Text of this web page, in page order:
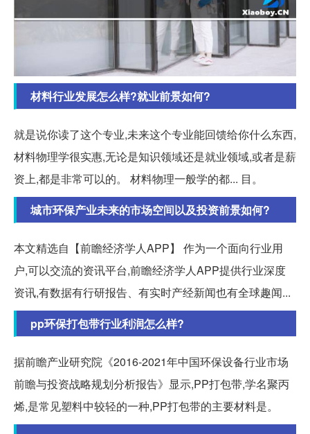
材料行业发展怎么样?就业前景如何?
就是说你读了这个专业,未来这个专业能回馈给你什么东西,
材料物理学很实惠,无论是知识领域还是就业领域,或者是薪
资上,都是非常可以的。 材料物理一般学的都... 目。
城市环保产业未来的市场空间以及投资前景如何?
本文精选自【前瞻经济学人APP】 作为一个面向行业用
户,可以交流的资讯平台,前瞻经济学人APP提供行业深度
资讯,有数据有行研报告、有实时产经新闻也有全球趣闻...
pp环保打包带行业利润怎么样?
据前瞻产业研究院《2016-2021年中国环保设备行业市场
前瞻与投资战略规划分析报告》显示,PP打包带,学名聚丙
烯,是常见塑料中较轻的一种,PP打包带的主要材料是。